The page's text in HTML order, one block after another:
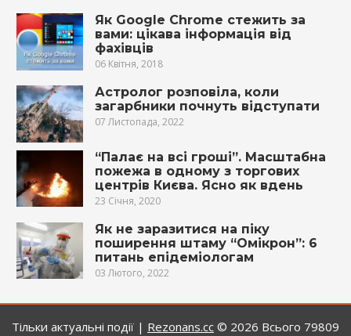
Як Google Chrome стежить за
вами: цікава інформація від
фахівців
06 Квітня, 2018
Астролог розповіла, коли
загарбники почнуть відступати
07 Листопада, 2022
“Палає на всі гроші”. Масштабна
пожежа в одному з торгових
центрів Києва. Ясно як вдень
23 Січня, 2020
Як не заразитися на піку
поширення штаму “Омікрон”: 6
питань епідеміологам
03 Лютого, 2022
Тільки актуальні події | Rezonans.сс © 2026 Всього 79809